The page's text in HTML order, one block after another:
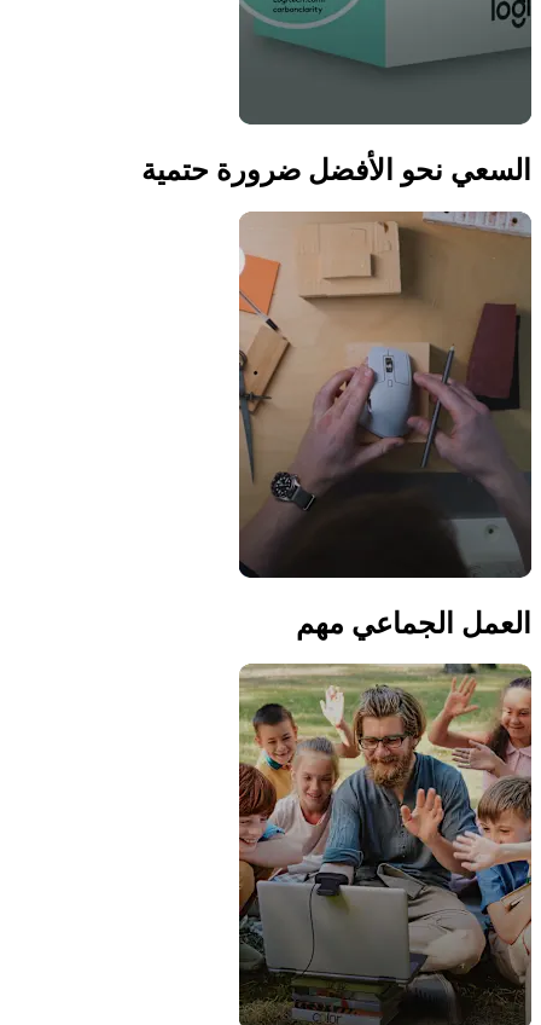
السعي نحو الأفضل ضرورة حتمية
العمل الجماعي مهم